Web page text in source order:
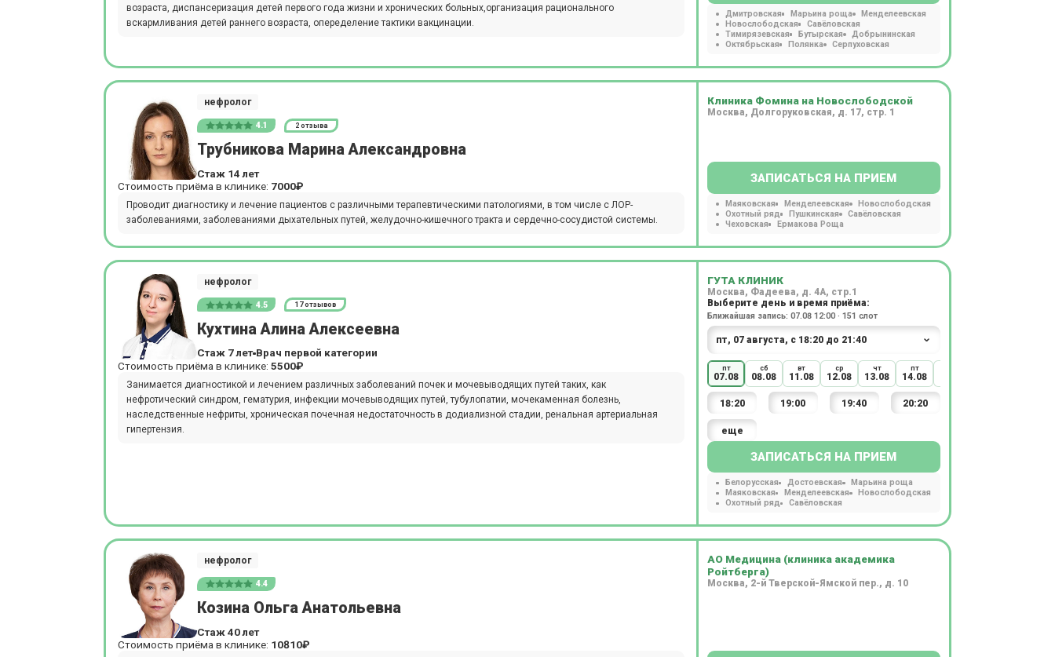
возраста, диспансеризация детей первого года жизни и хронических больных,организация рационального
вскармливания детей раннего возраста, опеределение тактики вакцинации.
Дмитровская Марьина роща
Менделеевская
Новослободская
Савёловская
Тимирязевская
Бутырская
Добрынинская
Октябрьская
Полянка Серпуховская
нефролог
4.1 2 отзыва
Трубникова Марина Александровна
Стаж 14 лет
Стоимость приёма в клинике: 7000₽
Проводит диагностику и лечение пациентов с различными терапевтическими патологиями, в том числе с ЛОР-
заболеваниями, заболеваниями дыхательных путей, желудочно-кишечного тракта и сердечно-сосудистой системы.
Клиника Фомина на Новослободской
Москва, Долгоруковская, д. 17, стр. 1
ЗАПИСАТЬСЯ НА ПРИЕМ
Маяковская Менделеевская
Новослободская
Охотный ряд
Пушкинская
Савёловская
Чеховская
Ермакова Роща
нефролог
4.5 17 отзывов
Кухтина Алина Алексеевна
Стаж 7 лет Врач первой категории
Стоимость приёма в клинике: 5500₽
Занимается диагностикой и лечением различных заболеваний почек и мочевыводящих путей таких, как
нефротический синдром, гематурия, инфекции мочевыводящих путей, тубулопатии, мочекаменная болезнь,
наследственные нефриты, хроническая почечная недостаточность в додиализной стадии, ренальная артериальная
гипертензия.
ГУТА КЛИНИК
Москва, Фадеева, д. 4А, стр.1
Выберите день и время приёма:
Ближайшая запись: 07.08 12:00 · 151 слот
пт
07.08
сб
08.08
вт
11.08
ср
12.08
чт
13.08
пт
14.08
18:20 19:00 19:40 20:20
еще
ЗАПИСАТЬСЯ НА ПРИЕМ
Белорусская Достоевская
Марьина роща
Маяковская
Менделеевская
Новослободская
Охотный ряд
Савёловская
нефролог
4.4
Козина Ольга Анатольевна
Стаж 40 лет
Стоимость приёма в клинике: 10810₽
АО Медицина (клиника академика
Ройтберга)
Москва, 2-й Тверской-Ямской пер., д. 10